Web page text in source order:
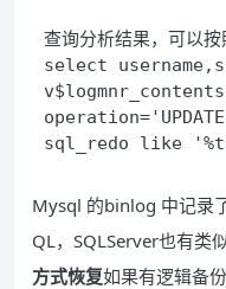
查询分析结果，可以
select
sql_redo like
Mysql 的binlog 中记录
QL，SQLServer也有类
方式恢复如果有逻辑备